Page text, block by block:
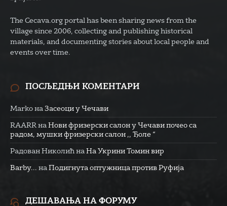
The Cecava.org portal has been sharing news from the
village since 2006, collecting and publishing historical
materials, and documenting stories about local people and
events over time.
ПОСЉЕДЊИ КОМЕНТАРИ
Marko на Засеоци у Чечави
RAARR на Нови фризерски салон у Чечави почео са
радом, мушки фризерски салон ,, Ђоле “
Радован Николић на На Укрини Томин вир
Barby... на Подигнута оптужница против Руфија
ДЕШАВАЊА НА ФОРУМУ